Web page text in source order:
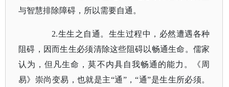
与智慧排除障碍，所以需要自通。
2.生生之自通。生生过程中，必然遭遇各种
阻碍，因而生生必须清除这些阻碍以畅通生命。儒家
认为，但凡生命，莫不内具自我畅通的能力。
《周
易》 崇尚变易，也就是主“通”，“通”是生生所必须。